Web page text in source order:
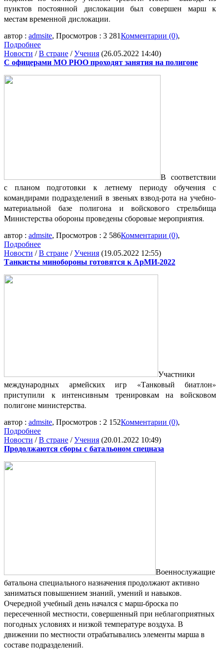
пунктов постоянной дислокации был совершен марш к
местам временной дислокации.
автор : admsite, Просмотров : 3 281Комментарии (0),
Подробнее
Новости /В стране /Учения (26.05.2022 14:40)
С офицерами МО РЮО проходят занятия на полигоне
В соответствии
с планом подготовки к летнему периоду обучения с
командирами подразделений в звеньях взвод-рота на учебно-
материальной базе полигона и войскового стрельбища
Министерства обороны проведены сборовые мероприятия.
автор : admsite, Просмотров : 2 586Комментарии (0),
Подробнее
Новости /В стране /Учения (19.05.2022 12:55)
Танкисты минобороны готовятся к АрМИ-2022
Участники
международных армейских игр «Танковый биатлон»
приступили к интенсивным тренировкам на войсковом
полигоне министерства.
автор : admsite, Просмотров : 2 152Комментарии (0),
Подробнее
Новости /В стране /Учения (20.01.2022 10:49)
Продолжаются сборы с батальоном спецназа
Военнослужащие
батальона специального назначения продолжают активно
заниматься повышением знаний, умений и навыков.
Очередной учебный день начался с марш-броска по
пересеченной местности, совершенный при неблагоприятных
погодных условиях и низкой температуре воздуха. В
движении по местности отрабатывались элементы марша в
составе подразделений.